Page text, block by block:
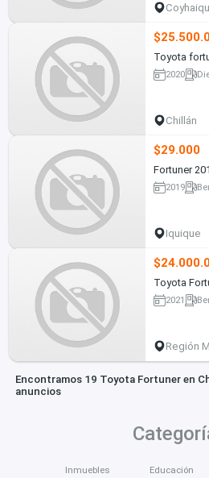
Toyota
2020
Chillán
$29.000
Fortuner
2019
Iquique
Toyota
2021
Región
Encontramos 19 Toyota Fortuner en
anuncios
Inmuebles Educación